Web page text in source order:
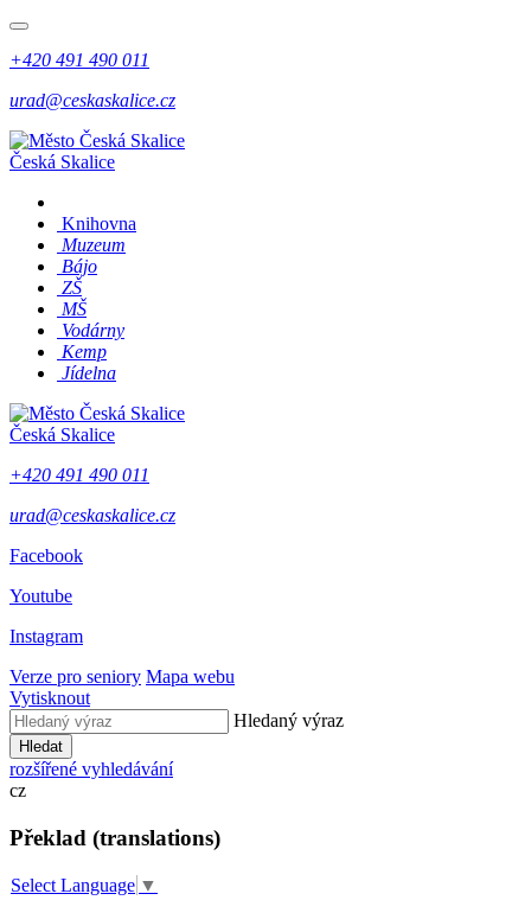
+420 491 490 011
urad@ceskaskalice.cz
Česká Skalice
Knihovna
Muzeum
Bájo
ZŠ
MŠ
Vodárny
Kemp
Jídelna
Česká Skalice
+420 491 490 011
urad@ceskaskalice.cz
Facebook
Youtube
Instagram
Verze pro seniory Mapa webu
Vytisknout
Hledaný výraz
Hledat
rozšířené vyhledávání
cz
Překlad (translations)
Select Language ▼